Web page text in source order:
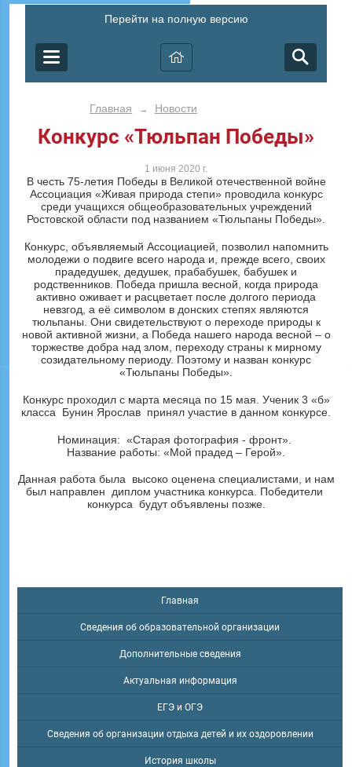
Перейти на полную версию
Главная → Новости
Конкурс «Тюльпан Победы»
1 июня 2020 г.
В честь 75-летия Победы в Великой отечественной войне
Ассоциация «Живая природа степи» проводила конкурс
среди учащихся общеобразовательных учреждений
Ростовской области под названием «Тюльпаны Победы».
Конкурс, объявляемый Ассоциацией, позволил напомнить
молодежи о подвиге всего народа и, прежде всего, своих
прадедушек, дедушек, прабабушек, бабушек и
родственников. Победа пришла весной, когда природа
активно оживает и расцветает после долгого периода
невзгод, а её символом в донских степях являются
тюльпаны. Они свидетельствуют о переходе природы к
новой активной жизни, а Победа нашего народа весной – о
торжестве добра над злом, переходу страны к мирному
созидательному периоду. Поэтому и назван конкурс
«Тюльпаны Победы».
Конкурс проходил с марта месяца по 15 мая. Ученик 3 «б»
класса Бунин Ярослав принял участие в данном конкурсе.
Номинация: «Старая фотография - фронт».
Название работы: «Мой прадед – Герой».
Данная работа была высоко оценена специалистами, и нам
был направлен диплом участника конкурса. Победители
конкурса будут объявлены позже.
Главная
Сведения об образовательной организации
Дополнительные сведения
Актуальная информация
ЕГЭ и ОГЭ
Сведения об организации отдыха детей и их оздоровлении
История школы